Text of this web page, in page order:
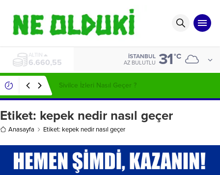
ALTIN
6.660,55
İSTANBUL
AZ BULUTLU 31°C
Sivilce İzleri Nasıl Geçer ?
Etiket: kepek nedir nasıl geçer
Anasayfa Etiket: kepek nedir nasıl geçer